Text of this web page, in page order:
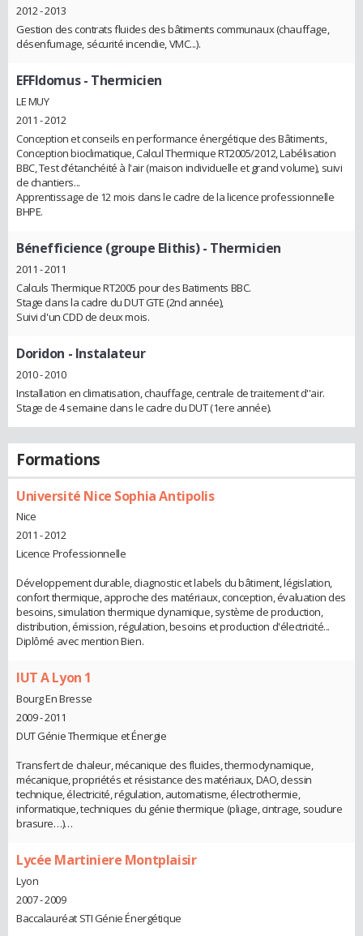
2012 - 2013
Gestion des contrats fluides des bâtiments communaux (chauffage,
désenfumage, sécurité incendie, VMC...).
EFFIdomus- Thermicien
LE MUY
2011 - 2012
Conception et conseils en performance énergétique des Bâtiments,
Conception bioclimatique, Calcul Thermique RT2005/2012, Labélisation
BBC, Test d’étanchéité à l'air (maison individuelle et grand volume), suivi
de chantiers...
Apprentissage de 12 mois dans le cadre de la licence professionnelle
BHPE.
Bénefficience (groupe Elithis)- Thermicien
2011 - 2011
Calculs Thermique RT2005 pour des Batiments BBC.
Stage dans la cadre du DUT GTE (2nd année),
Suivi d'un CDD de deux mois.
Doridon - Instalateur
2010 - 2010
Installation en climatisation, chauffage, centrale de traitement d''air.
Stage de 4 semaine dans le cadre du DUT (1ere année).
Formations
Université Nice Sophia Antipolis
Nice
2011 - 2012
Licence Professionnelle
Développement durable, diagnostic et labels du bâtiment, législation,
confort thermique, approche des matériaux, conception, évaluation des
besoins, simulation thermique dynamique, système de production,
distribution, émission, régulation, besoins et production d'électricité...
Diplômé avec mention Bien.
IUT A Lyon 1
Bourg En Bresse
2009 - 2011
DUT Génie Thermique et Énergie
Transfert de chaleur, mécanique des fluides, thermodynamique,
mécanique, propriétés et résistance des matériaux, DAO, dessin
technique, électricité, régulation, automatisme, électrothermie,
informatique, techniques du génie thermique (pliage, cintrage, soudure
brasure…)…
Lycée Martiniere Montplaisir
Lyon
2007 - 2009
Baccalauréat STI Génie Énergétique